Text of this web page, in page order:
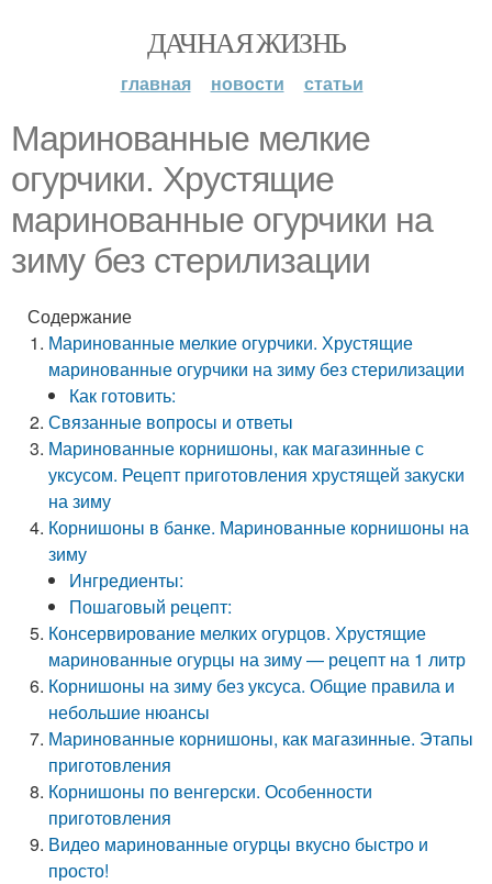
ДАЧНАЯ ЖИЗНЬ
главная новости статьи
Маринованные мелкие
огурчики. Хрустящие
маринованные огурчики на
зиму без стерилизации
Содержание
Маринованные мелкие огурчики. Хрустящие
маринованные огурчики на зиму без стерилизации
Как готовить:
Связанные вопросы и ответы
Маринованные корнишоны, как магазинные с
уксусом. Рецепт приготовления хрустящей закуски
на зиму
Корнишоны в банке. Маринованные корнишоны на
зиму
Ингредиенты:
Пошаговый рецепт:
Консервирование мелких огурцов. Хрустящие
маринованные огурцы на зиму — рецепт на 1 литр
Корнишоны на зиму без уксуса. Общие правила и
небольшие нюансы
Маринованные корнишоны, как магазинные. Этапы
приготовления
Корнишоны по венгерски. Особенности
приготовления
Видео маринованные огурцы вкусно быстро и
просто!